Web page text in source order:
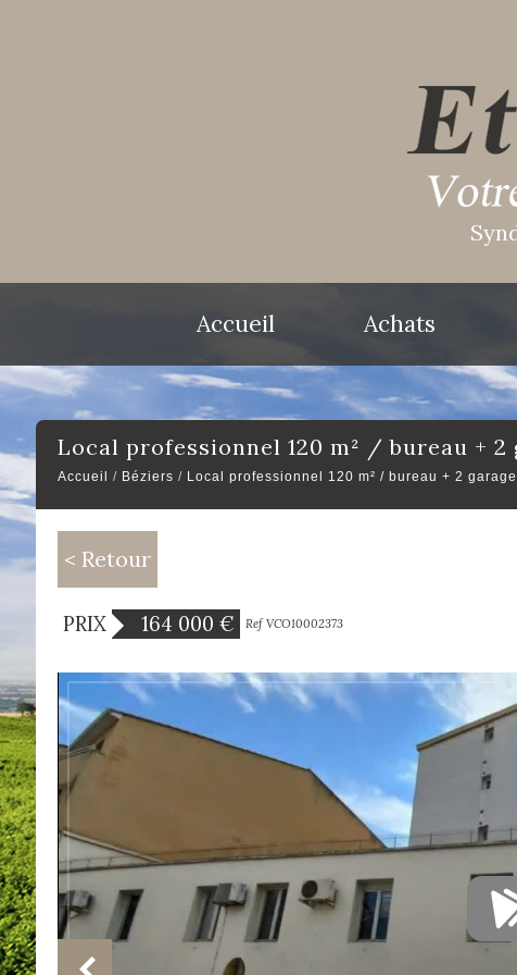
Accueil Achats
local professionnel 120 m² / bureau + 2
Accueil Béziers Local professionnel 120 m² / bureau + 2
< Retour
PRIX 164 000 € Ref VCO10002373